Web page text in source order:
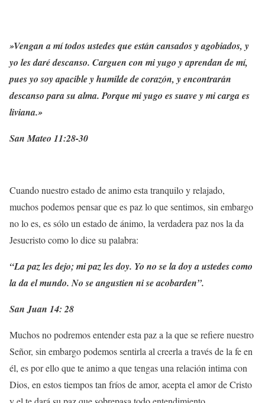
»Vengan a mí todos ustedes que están cansados y agobiados, y
yo les daré descanso. Carguen con mi yugo y aprendan de mí,
pues yo soy apacible y humilde de corazón, y encontrarán
descanso para su alma. Porque mi yugo es suave y mi carga es
liviana.»
San Mateo 11:28-30
Cuando nuestro estado de animo esta tranquilo y relajado,
muchos podemos pensar que es paz lo que sentimos, sin embargo
no lo es, es sólo un estado de ánimo, la verdadera paz nos la da
Jesucristo como lo dice su palabra:
“La paz les dejo; mi paz les doy. Yo no se la doy a ustedes como
la da el mundo. No se angustien ni se acobarden”.
San Juan 14: 28
Muchos no podremos entender esta paz a la que se refiere nuestro
Señor, sin embargo podemos sentirla al creerla a través de la fe en
él, es por ello que te animo a que tengas una relación intima con
Dios, en estos tiempos tan fríos de amor, acepta el amor de Cristo